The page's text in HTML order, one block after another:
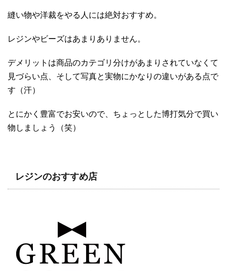
縫い物や洋裁をやる人には絶対おすすめ。
レジンやビーズはあまりありません。
デメリットは商品のカテゴリ分けがあまりされていなくて
見づらい点、そして写真と実物にかなりの違いがある点で
す（汗）
とにかく豊富でお安いので、ちょっとした博打気分で買い
物しましょう（笑）
レジンのおすすめ店